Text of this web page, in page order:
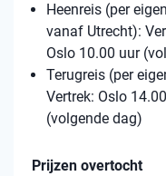
Heenreis (per
vanaf Utrecht):
Oslo 10.00 uur
Terugreis (per
Vertrek: Oslo
(volgende dag)
Prijzen overtocht